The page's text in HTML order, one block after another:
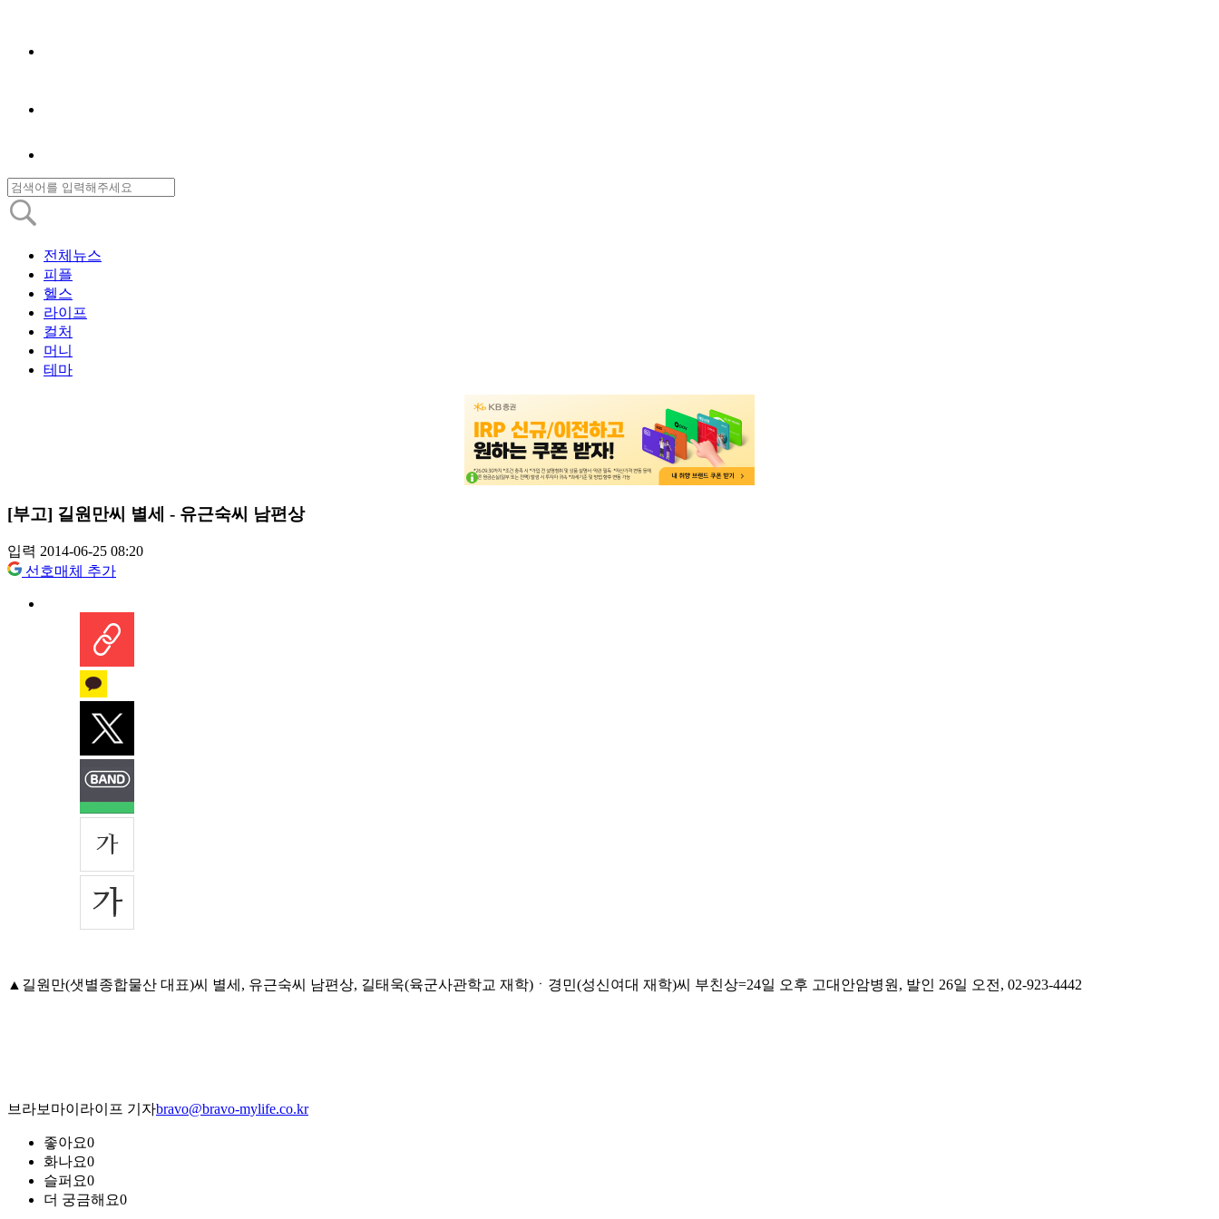
전체뉴스
피플
헬스
라이프
컬처
머니
테마
[부고] 길원만씨 별세 - 유근숙씨 남편상
입력 2014-06-25 08:20
선호매체 추가
▲길원만(샛별종합물산 대표)씨 별세, 유근숙씨 남편상, 길태욱(육군사관학교 재학)ㆍ경민(성신여대 재학)씨 부친상=24일 오후 고대안암병원, 발인 26일 오전, 02-923-4442
브라보마이라이프 기자bravo@bravo-mylife.co.kr
좋아요0
화나요0
슬퍼요0
더 궁금해요0